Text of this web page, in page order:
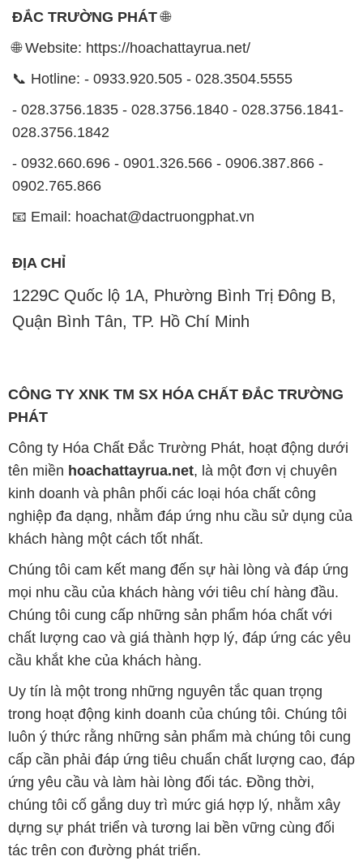
- 028.3756.1835 - 028.3756.1840 - 028.3756.1841-
0902.765.866
📧 Email: hoachat@dactruongphat.vn
ĐỊA CHỈ
1229C Quốc lộ 1A, Phường Bình Trị Đông B,
Quận Bình Tân, TP. Hồ Chí Minh
CÔNG TY XNK TM SX HÓA CHẤT ĐẮC TRƯỜNG
PHÁT
kinh doanh và phân phối các loại hóa chất công
nghiệp đa dạng, nhằm đáp ứng nhu cầu sử dụng của
khách hàng một cách tốt nhất.
Chúng tôi cam kết mang đến sự hài lòng và đáp ứng
mọi nhu cầu của khách hàng với tiêu chí hàng đầu.
Chúng tôi cung cấp những sản phẩm hóa chất với
chất lượng cao và giá thành hợp lý, đáp ứng các yêu
cầu khắt khe của khách hàng.
Uy tín là một trong những nguyên tắc quan trọng
trong hoạt động kinh doanh của chúng tôi. Chúng tôi
luôn ý thức rằng những sản phẩm mà chúng tôi cung
cấp cần phải đáp ứng tiêu chuẩn chất lượng cao, đáp
ứng yêu cầu và làm hài lòng đối tác. Đồng thời,
chúng tôi cố gắng duy trì mức giá hợp lý, nhằm xây
dựng sự phát triển và tương lai bền vững cùng đối
tác trên con đường phát triển.
Công ty Hóa Chất Đắc Trường Phát có khả năng đáp
ứng đa dạng các nhu cầu về hóa chất, phục vụ cho
tất cả các ngành nghề và lĩnh vực sản xuất tại TP. Hồ
Chí Minh. Sứ mệnh của chúng tôi là cung cấp và